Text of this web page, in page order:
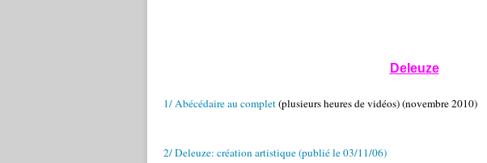
Deleuze
1/ Abécédaire au complet(plusieurs heures de vidéos) (novembre 2010)
2/ Deleuze: création artistique (publié le 03/11/06)